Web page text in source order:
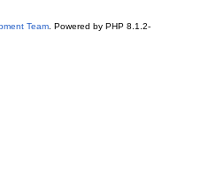
Team. Powered by PHP 8.1.2-